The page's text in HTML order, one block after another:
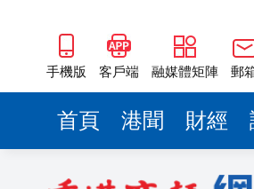
手機版 客戶端 融媒體矩陣 郵
首頁 港聞 財經
瀋陽鐵西
黎智英案
騰出更多
海南澄邁